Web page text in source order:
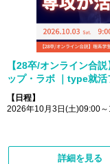
【28卒/オンライン合
ップ・ラボ ｜type就活
【日程】
2026年10月3日(土)09:00
詳細を見る